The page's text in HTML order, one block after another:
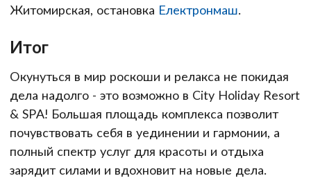
Житомирская, остановка Електронмаш.
Итог
Окунуться в мир роскоши и релакса не покидая
дела надолго - это возможно в City Holiday Resort
& SPA! Большая площадь комплекса позволит
почувствовать себя в уединении и гармонии, а
полный спектр услуг для красоты и отдыха
зарядит силами и вдохновит на новые дела.